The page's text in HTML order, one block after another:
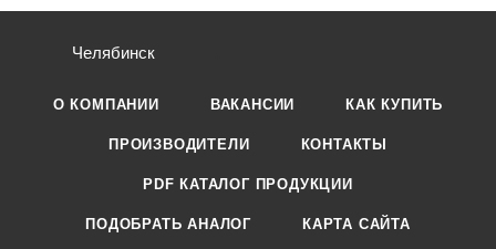
Челябинск
О КОМПАНИИ ВАКАНСИИ КАК КУПИТЬ
ПРОИЗВОДИТЕЛИ КОНТАКТЫ
PDF КАТАЛОГ ПРОДУКЦИИ
ПОДОБРАТЬ АНАЛОГ КАРТА САЙТА